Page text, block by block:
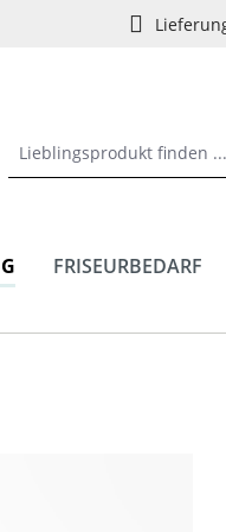
FRISEURBEDARF